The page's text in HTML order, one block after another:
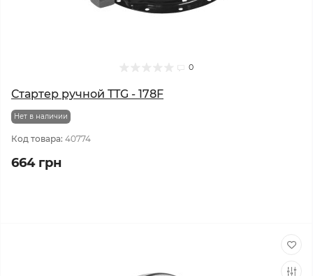
0
Стартер ручной TTG - 178F
Нет в наличии
Код товара: 40774
664 грн